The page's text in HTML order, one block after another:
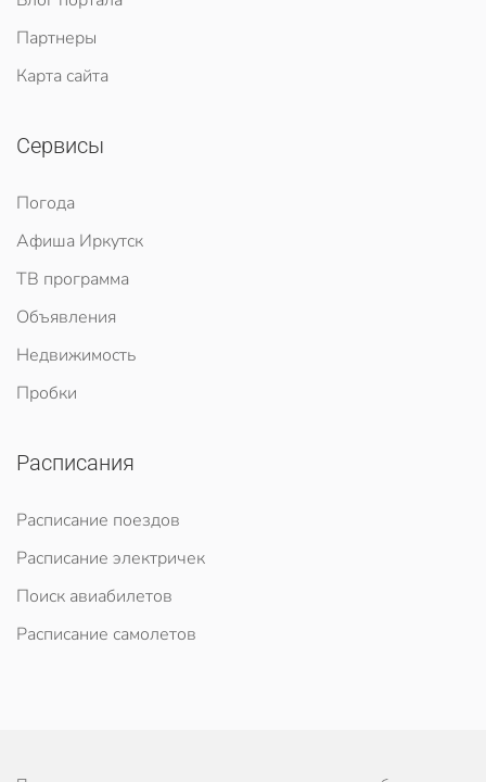
Партнеры
Карта сайта
Сервисы
Погода
Афиша Иркутск
ТВ программа
Объявления
Недвижимость
Пробки
Расписания
Расписание поездов
Расписание электричек
Поиск авиабилетов
Расписание самолетов